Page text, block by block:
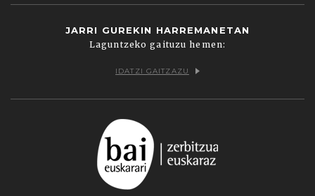
JARRI GUREKIN HARREMANETAN
Laguntzeko gaituzu hemen:
IDATZI GAITZAZU